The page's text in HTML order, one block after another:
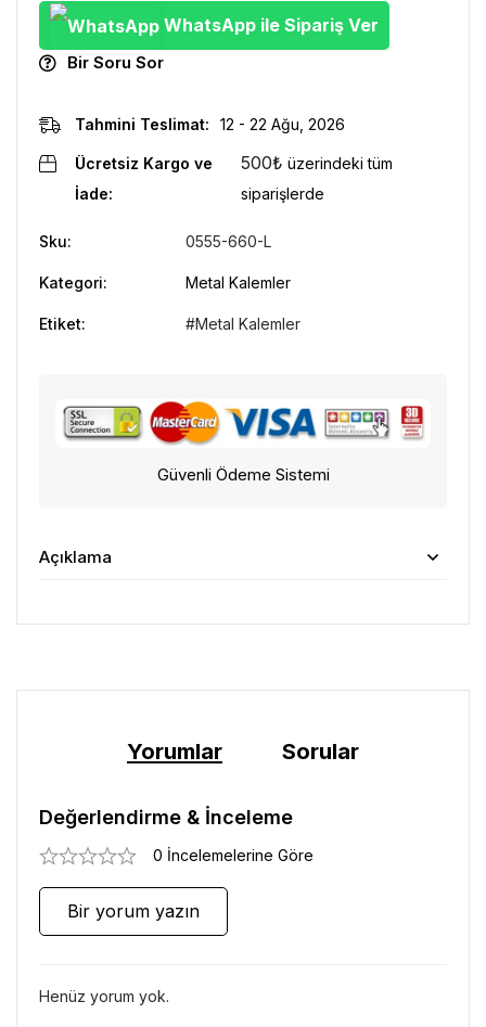
WhatsApp ile Sipariş Ver
Bir Soru Sor
Tahmini Teslimat: 12 - 22 Ağu, 2026
Ücretsiz Kargo ve
İade:
500₺ üzerindeki tüm
siparişlerde
Sku: 0555-660-L
Kategori: Metal Kalemler
Etiket: Metal Kalemler
Güvenli Ödeme Sistemi
Açıklama
Yorumlar Sorular
Değerlendirme & İnceleme
0 İncelemelerine Göre
Bir yorum yazın
Henüz yorum yok.